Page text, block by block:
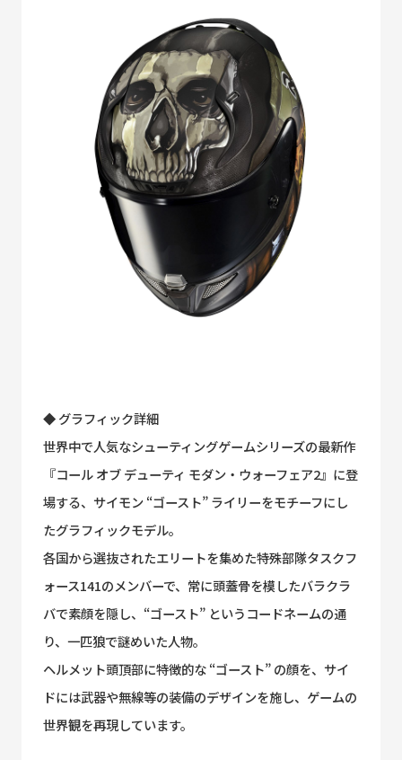
◆ グラフィック詳細
世界中で人気なシューティングゲームシリーズの最新作
『コール オブ デューティ モダン・ウォーフェア2』に登
場する、サイモン “ゴースト” ライリーをモチーフにし
たグラフィックモデル。
各国から選抜されたエリートを集めた特殊部隊タスクフ
ォース141のメンバーで、常に頭蓋骨を模したバラクラ
バで素顔を隠し、“ゴースト” というコードネームの通
り、一匹狼で謎めいた人物。
ヘルメット頭頂部に特徴的な “ゴースト” の顔を、サイ
ドには武器や無線等の装備のデザインを施し、ゲームの
世界観を再現しています。